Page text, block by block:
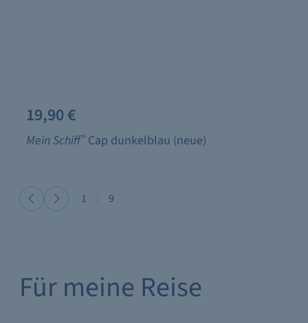
19,90 €
Mein Schiff® Cap dunkelblau (neue)
1 9
Für meine Reise